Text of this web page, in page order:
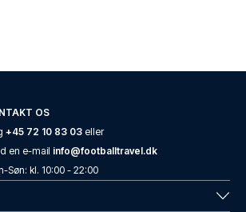
OS
+45 72 10 83 03 eller
en e-mail info@footballtravel.dk
-Søn: kl. 10:00 - 22:00